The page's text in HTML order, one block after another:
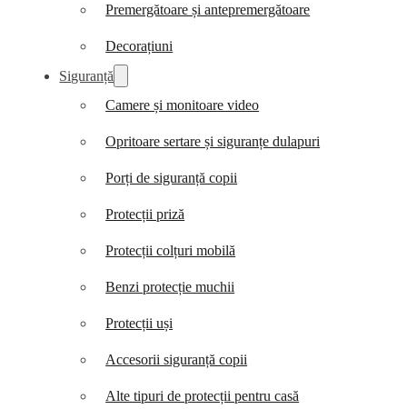
Premergătoare și antepremergătoare
Decorațiuni
Siguranță
Camere și monitoare video
Opritoare sertare și siguranțe dulapuri
Porți de siguranță copii
Protecții priză
Protecții colțuri mobilă
Benzi protecție muchii
Protecții uși
Accesorii siguranță copii
Alte tipuri de protecții pentru casă